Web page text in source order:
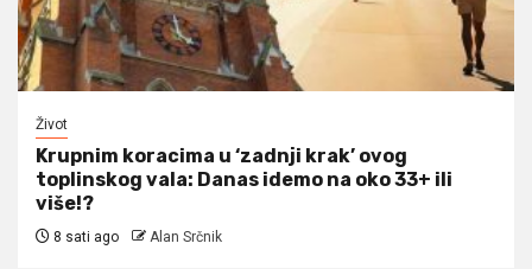
Život
Krupnim koracima u ‘zadnji krak’ ovog
toplinskog vala: Danas idemo na oko 33+ ili
više!?
8 sati ago Alan Srčnik